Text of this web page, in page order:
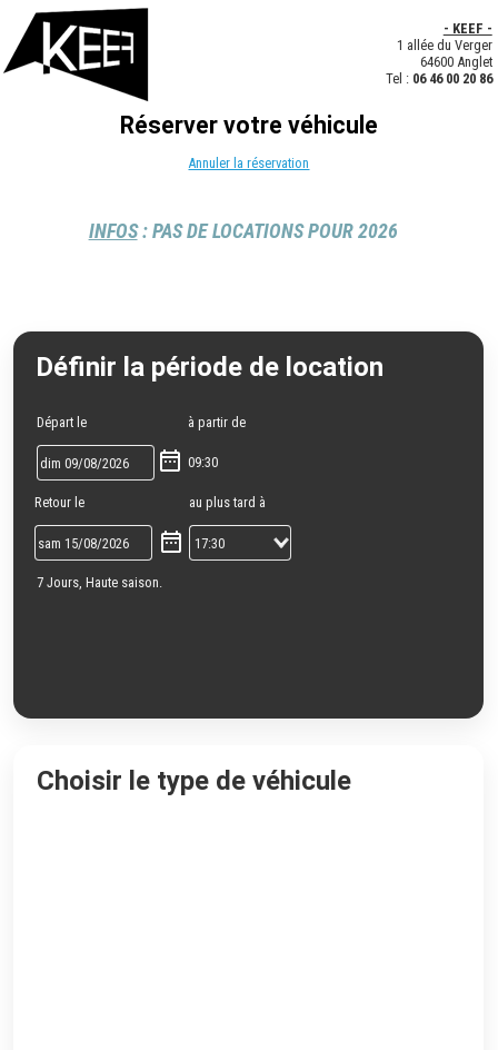
- KEEF -
1 allée du Verger
64600 Anglet
Tel : 06 46 00 20 86
Réserver votre véhicule
Annuler la réservation
INFOS: PAS DE LOCATIONS POUR 2026
Définir la période de location
Départ le à partir de
09:30
Retour le au plus tard à
7 Jours, Haute saison.
Choisir le type de véhicule